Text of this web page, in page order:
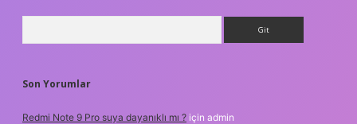
Son Yorumlar
Redmi Note 9 Pro suya dayanıklı mı ? için admin